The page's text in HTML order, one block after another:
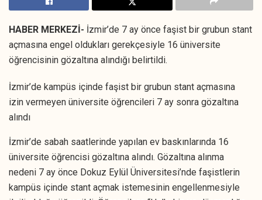
HABER MERKEZİ- İzmir’de 7 ay önce faşist bir grubun stant
açmasına engel oldukları gerekçesiyle 16 üniversite
öğrencisinin gözaltına alındığı belirtildi.
İzmir’de kampüs içinde faşist bir grubun stant açmasına
izin vermeyen üniversite öğrencileri 7 ay sonra gözaltına
alındı
İzmir’de sabah saatlerinde yapılan ev baskınlarında 16
üniversite öğrencisi gözaltına alındı. Gözaltına alınma
nedeni 7 ay önce Dokuz Eylül Üniversitesi’nde faşistlerin
kampüs içinde stant açmak istemesinin engellenmesiyle